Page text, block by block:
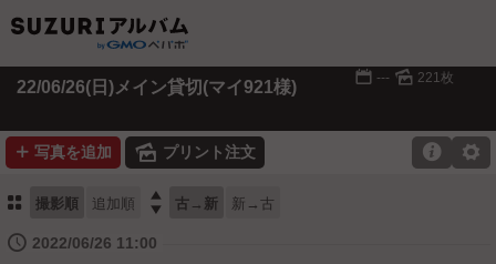
22/06/26(日)メイン貸切(マイ921様) 📅 --- 🌄 221枚
➕ 写真を追加 🌄 プリント注文 ⚙

⚏ 撮影順 追加順  古→新 新→古
🕔 2022/06/26 11:00